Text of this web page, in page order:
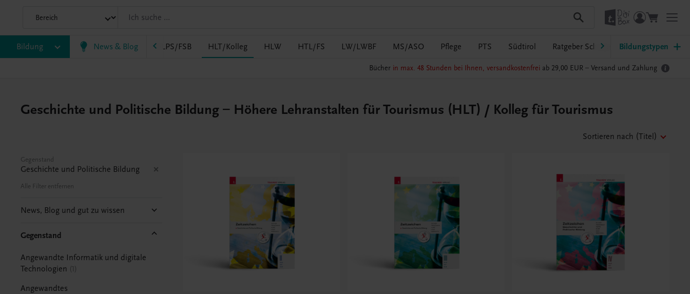
Bildung News & Blog
HAS HF/TFS HLM/HLK HLPS/FSB HLT/Kolleg HLW HTL/FS LW/LWBF MS/ASO Pflege PTS Südtirol Ratgeber Schulpraxis TRAUNER-
Bildungstypen
Bücher in max. 48 Stunden bei Ihnen, versandkostenfrei ab 29,00 EUR – Versand und Zahlung
Geschichte und Politische Bildung – Höhere Lehranstalten für Tourismus (HLT) / Kolleg für Tourismus
Sortieren nach (Titel)
Gegenstand
Geschichte und Politische Bildung
Alle Filter entfernen
News, Blog und gut zu wissen
Gegenstand
Angewandte Informatik und digitale
Technologien
1
Angewandtes